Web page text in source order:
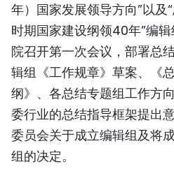
人民报社简
TIẾNG VIỆT
ENGLISH
FRANÇAIS
年）国家发展领导方向”以及
时期国家建设纲领40年”编
院召开第一次会议，部署总
辑组《工作规章》草案、《
纲》、各总结专题组工作方
委行业的总结指导框架提出
委员会关于成立编辑组及将
组的决定。